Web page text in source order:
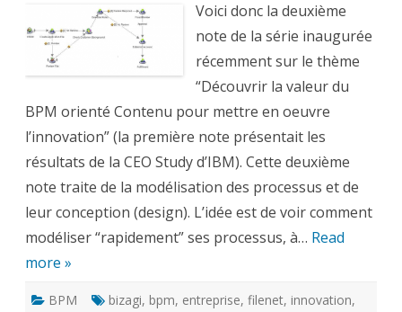
BPM
orienté
Contenu
mettre
l’innovation
–
2
Voici donc la deuxième
note de la série inaugurée
récemment sur le thème
“Découvrir la valeur du
BPM orienté Contenu pour mettre en oeuvre
l’innovation” (la première note présentait les
résultats de la CEO Study d’IBM). Cette deuxième
note traite de la modélisation des processus et de
leur conception (design). L’idée est de voir comment
modéliser “rapidement” ses processus, à… Read
more »
BPM bizagi, bpm, entreprise, filenet, innovation,